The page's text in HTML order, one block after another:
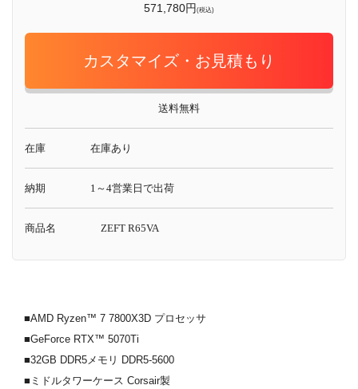
571,780円(税込)
カスタマイズ・お見積もり
送料無料
在庫 在庫あり
納期 1～4営業日で出荷
商品名 ZEFT R65VA
■AMD Ryzen™ 7 7800X3D プロセッサ
■GeForce RTX™ 5070Ti
■32GB DDR5メモリ DDR5-5600
■ミドルタワーケース Corsair製